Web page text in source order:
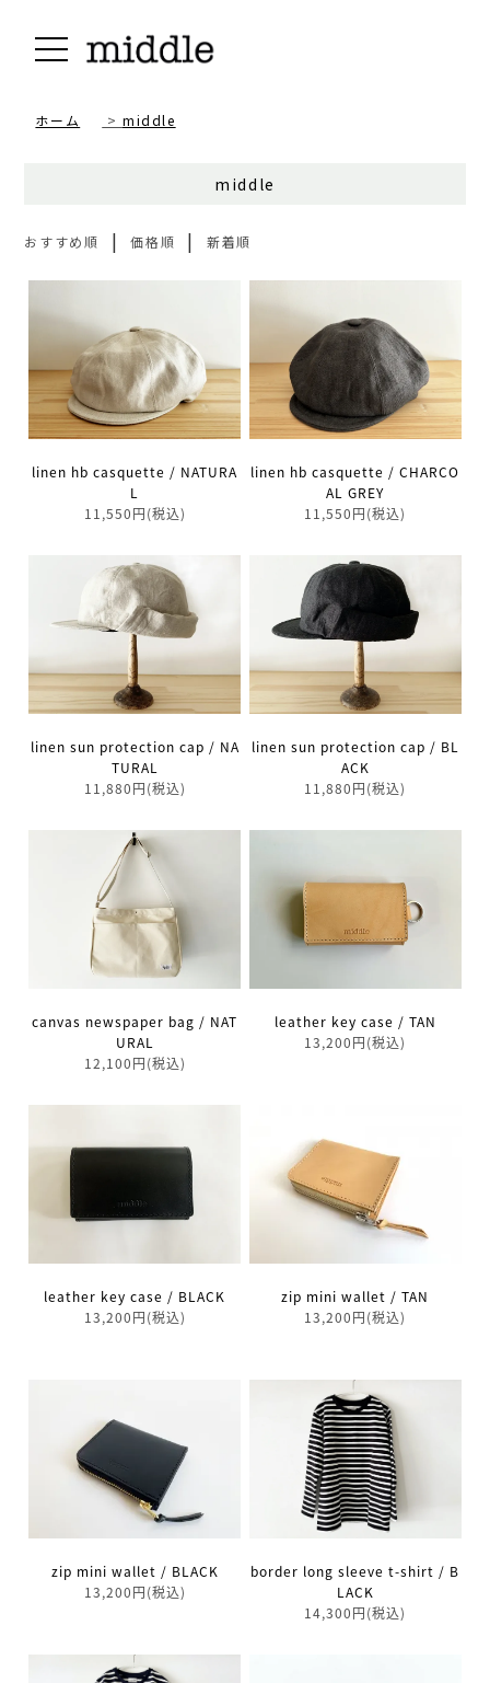
ホーム >middle
middle
おすすめ順 |価格順 |新着順
linen hb casquette / NATURA
L
11,550円(税込)
linen hb casquette / CHARCO
AL GREY
11,550円(税込)
linen sun protection cap / NA
TURAL
11,880円(税込)
linen sun protection cap / BL
ACK
11,880円(税込)
canvas newspaper bag / NAT
URAL
12,100円(税込)
leather key case / TAN
13,200円(税込)
leather key case / BLACK
13,200円(税込)
zip mini wallet / TAN
13,200円(税込)
zip mini wallet / BLACK
13,200円(税込)
border long sleeve t-shirt / B
LACK
14,300円(税込)